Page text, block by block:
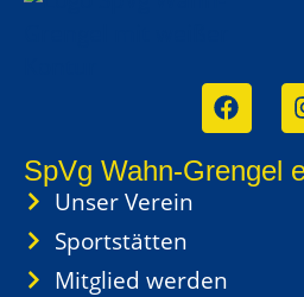
SpVg Wahn-Grengel
Unser Verein
Sportstätten
Mitglied werden